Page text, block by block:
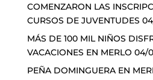
COMENZARON LAS
CURSOS DE JUVENTUDES
MÁS DE 100 MIL NIÑOS
VACACIONES EN MERLO 04/
PEÑA DOMINGUERA EN